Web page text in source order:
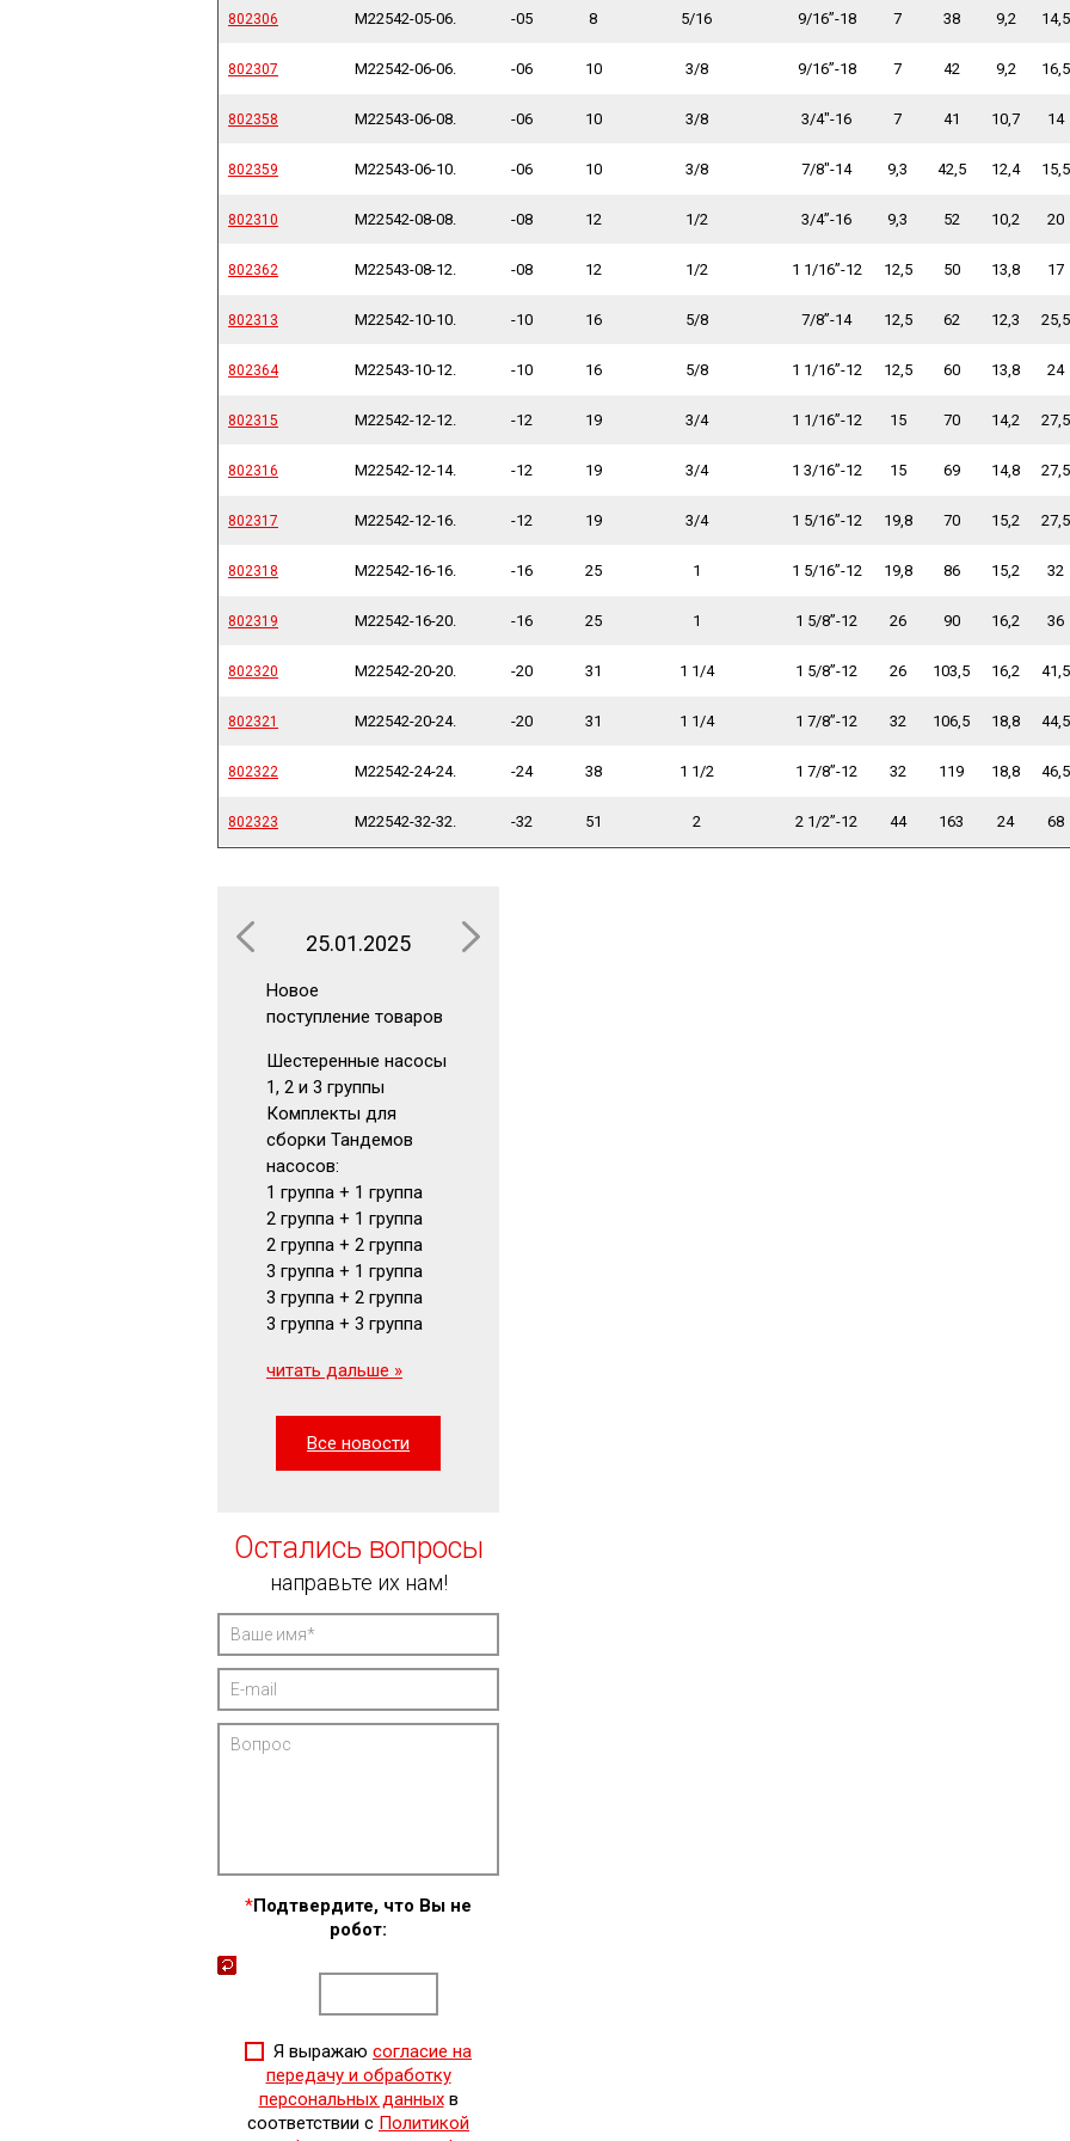
802306 M22542-05-06. -05 8 5/16 9/16”-18 7 38 9,2 14,5
802307 M22542-06-06. -06 10 3/8 9/16”-18 7 42 9,2 16,5
802358 M22543-06-08. -06 10 3/8 3/4"-16 7 41 10,7 14
802359 M22543-06-10. -06 10 3/8 7/8"-14 9,3 42,5 12,4 15,5
802310 M22542-08-08. -08 12 1/2 3/4”-16 9,3 52 10,2 20
802362 M22543-08-12. -08 12 1/2 1 1/16”-12 12,5 50 13,8 17
802313 M22542-10-10. -10 16 5/8 7/8”-14 12,5 62 12,3 25,5
802364 M22543-10-12. -10 16 5/8 1 1/16”-12 12,5 60 13,8 24
802315 M22542-12-12. -12 19 3/4 1 1/16”-12 15 70 14,2 27,5
802316 M22542-12-14. -12 19 3/4 1 3/16”-12 15 69 14,8 27,5
802317 M22542-12-16. -12 19 3/4 1 5/16”-12 19,8 70 15,2 27,5
802318 M22542-16-16. -16 25 1 1 5/16”-12 19,8 86 15,2 32
802319 M22542-16-20. -16 25 1 1 5/8”-12 26 90 16,2 36
802320 M22542-20-20. -20 31 1 1/4 1 5/8”-12 26 103,5 16,2 41,5
802321 M22542-20-24. -20 31 1 1/4 1 7/8”-12 32 106,5 18,8 44,5
802322 M22542-24-24. -24 38 1 1/2 1 7/8”-12 32 119 18,8 46,5
802323 M22542-32-32. -32 51 2 2 1/2”-12 44 163 24 68
802306
802307
802358
802359
802310
802362
802313
802364
802315
802316
802317
802318
802319
802320
802321
802322
802323
25.01.2025
Новое
поступление товаров
Шестеренные насосы
1, 2 и 3 группы
Комплекты для
сборки Тандемов
насосов:
1 группа + 1 группа
2 группа + 1 группа
2 группа + 2 группа
3 группа + 1 группа
3 группа + 2 группа
3 группа + 3 группа
читать дальше »
Все новости
Остались вопросы
направьте их нам!
*Подтвердите, что Вы не
робот:
Я выражаю согласие на
передачу и обработку
персональных данныхв
соответствии с Политикой